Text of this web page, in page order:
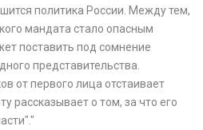
политика России. Между тем,
мандата стало опасным
поставить под сомнение
представительства.
от первого лица отстаивает
рассказывает о том, за что его